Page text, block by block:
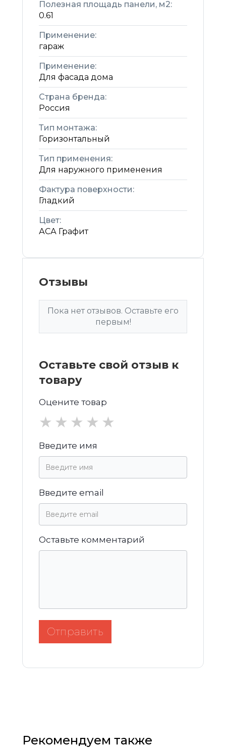
Полезная площадь панели, м2:
0.61
Применение:
гараж
Применение:
Для фасада дома
Страна бренда:
Россия
Тип монтажа:
Горизонтальный
Тип применения:
Для наружного применения
Фактура поверхности:
Гладкий
Цвет:
АСА Графит
Отзывы
Пока нет отзывов. Оставьте его
первым!
Оставьте свой отзыв к
товару
Оцените товар
★
★
★
★
★
Введите имя
Введите email
Оставьте комментарий
Отправить
Рекомендуем также